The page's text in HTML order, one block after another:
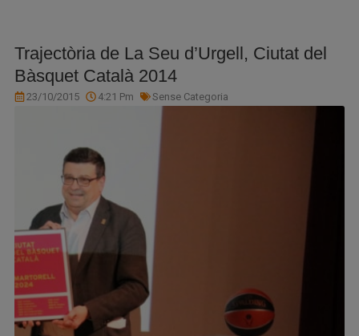
Trajectòria de La Seu d’Urgell, Ciutat del
Bàsquet Català 2014
23/10/2015 4:21 Pm Sense Categoria